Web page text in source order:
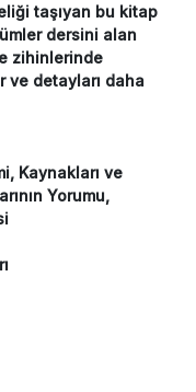
taşıyan bu kitap
dersini alan
zihinlerinde
ve detayları daha
Kaynakları ve
Yorumu,